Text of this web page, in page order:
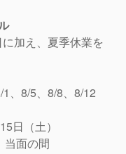
加え、 夏季休業を
、8/5、8/8、8/12
日（土）
当面の間